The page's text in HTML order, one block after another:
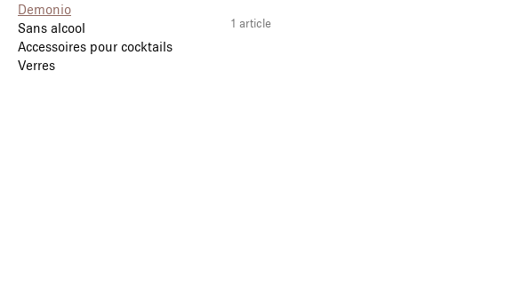
Demonio
Sans alcool
Accessoires pour cocktails
Verres
1 article